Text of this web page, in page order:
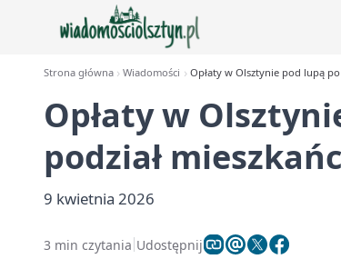
Strona główna Wiadomości Opłaty w Olsztynie pod lupą
Opłaty w
podział
9 kwietnia 2026
3 min czytania Udostępnij